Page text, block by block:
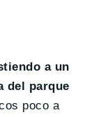
a un
del parque
poco a